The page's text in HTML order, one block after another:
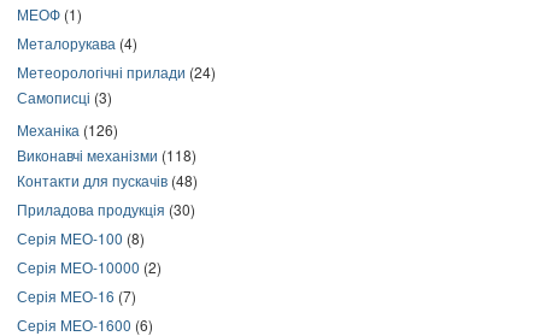
МЕОФ (1)
Металорукава (4)
Метеорологічні прилади (24)
Самописці (3)
Механіка (126)
Виконавчі механізми (118)
Контакти для пускачів (48)
Приладова продукція (30)
Серія МЕО-100 (8)
Серія МЕО-10000 (2)
Серія МЕО-16 (7)
Серія МЕО-1600 (6)